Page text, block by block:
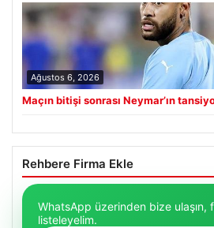
Ağustos 6, 2026
Maçın bitişi sonrası Neymar’ın
Rehbere Firma Ekle
WhatsApp üzerinden bize ulaşın,
listeleyelim.